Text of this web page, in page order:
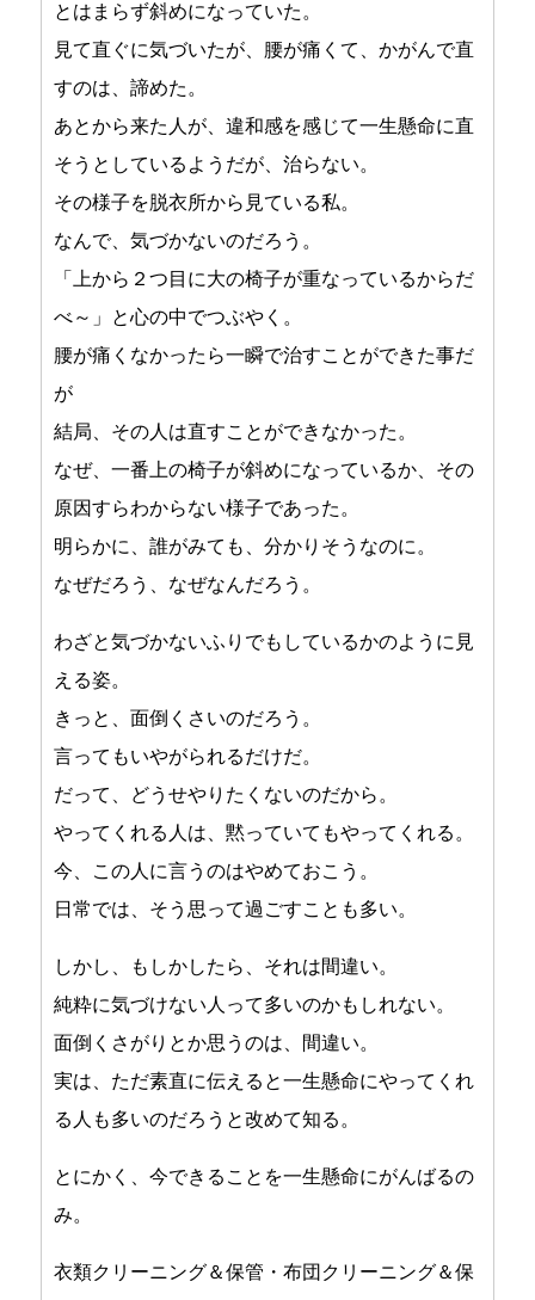
とはまらず斜めになっていた。
見て直ぐに気づいたが、腰が痛くて、かがんで直
すのは、諦めた。
あとから来た人が、違和感を感じて一生懸命に直
そうとしているようだが、治らない。
その様子を脱衣所から見ている私。
なんで、気づかないのだろう。
「上から２つ目に大の椅子が重なっているからだ
べ～」と心の中でつぶやく。
腰が痛くなかったら一瞬で治すことができた事だ
が
結局、その人は直すことができなかった。
なぜ、一番上の椅子が斜めになっているか、その
原因すらわからない様子であった。
明らかに、誰がみても、分かりそうなのに。
なぜだろう、なぜなんだろう。
わざと気づかないふりでもしているかのように見
える姿。
きっと、面倒くさいのだろう。
言ってもいやがられるだけだ。
だって、どうせやりたくないのだから。
やってくれる人は、黙っていてもやってくれる。
今、この人に言うのはやめておこう。
日常では、そう思って過ごすことも多い。
しかし、もしかしたら、それは間違い。
純粋に気づけない人って多いのかもしれない。
面倒くさがりとか思うのは、間違い。
実は、ただ素直に伝えると一生懸命にやってくれ
る人も多いのだろうと改めて知る。
とにかく、今できることを一生懸命にがんばるの
み。
衣類クリーニング＆保管・布団クリーニング＆保